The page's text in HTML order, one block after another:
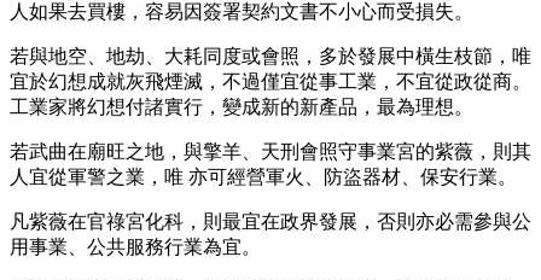
人如果去買樓，容易因簽署契約文書不小心而受損失。
若與地空、地劫、大耗同度或會照，多於發展中橫生枝節，唯
宜於幻想成就灰飛煙滅，不過僅宜從事工業，不宜從政從商。
工業家將幻想付諸實行，變成新的新產品，最為理想。
若武曲在廟旺之地，與擎羊、天刑會照守事業宮的紫薇，則其
人宜從軍警之業，唯 亦可經營軍火、防盜器材、保安行業。
凡紫薇在官祿宮化科，則最宜在政界發展，否則亦必需參與公
用事業、公共服務行業為宜。